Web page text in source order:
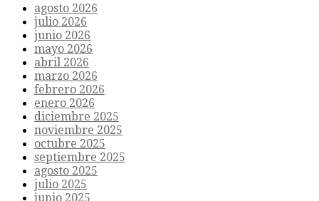
agosto 2026
julio 2026
junio 2026
mayo 2026
abril 2026
marzo 2026
febrero 2026
enero 2026
diciembre 2025
noviembre 2025
octubre 2025
septiembre 2025
agosto 2025
julio 2025
junio 2025